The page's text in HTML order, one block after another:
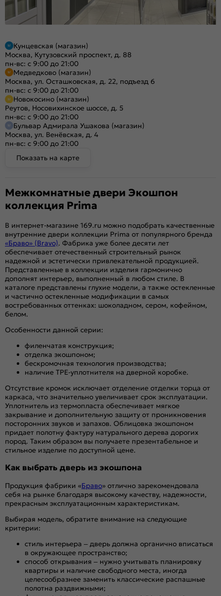
Кунцевская (магазин)
Москва, Кутузовский проспект, д. 88
пн-вс: с 9:00 до 21:00
Медведково (магазин)
Москва, ул. Осташковская, д. 22, подъезд 6
пн-вс: с 9:00 до 21:00
Новокосино (магазин)
Реутов, Носовихинское шоссе, д. 5
пн-вс: с 9:00 до 21:00
Бульвар Адмирала Ушакова (магазин)
Москва, ул. Венёвская, д. 4
пн-вс: с 9:00 до 21:00
Показать на карте
Межкомнатные двери Экошпон
коллекция Prima
В интернет-магазине 169.ru можно подобрать качественные
внутренние двери коллекции Prima от популярного бренда
«Браво» (Bravo). Фабрика уже более десяти лет
обеспечивает отечественный строительный рынок
надежной и эстетически привлекательной продукцией.
Представленные в коллекции изделия гармонично
дополнят интерьер, выполненный в любом стиле. В
каталоге представлены глухие модели, а также остекленные
и частично остекленные модификации в самых
востребованных оттенках: шоколадном, сером, кофейном,
белом.
Особенности данной серии:
филенчатая конструкция;
отделка экошпоном;
бескромочная технология производства;
наличие ТРЕ-уплотнителя на дверной коробке.
Отсутствие кромок исключает отделение отделки торца от
каркаса, что значительно увеличивает срок эксплуатации.
Уплотнитель из термопласта обеспечивает мягкое
закрывание и дополнительную защиту от проникновения
посторонних звуков и запахов. Облицовка экошпоном
придает полотну фактуру натурального дерева дорогих
пород. Таким образом вы получаете презентабельное и
стильное изделие по доступной цене.
Как выбрать дверь из экошпона
Продукция фабрики «Браво» отлично зарекомендовала
себя на рынке благодаря высокому качеству, надежности,
прекрасным эксплуатационным характеристикам.
Выбирая модель, обратите внимание на следующие
критерии:
стиль интерьера – дверь должна органично вписаться
в окружающее пространство;
способ открывания – нужно учитывать планировку
квартиры и наличие свободного места, иногда
целесообразнее заменить классические распашные
полотна раздвижными;